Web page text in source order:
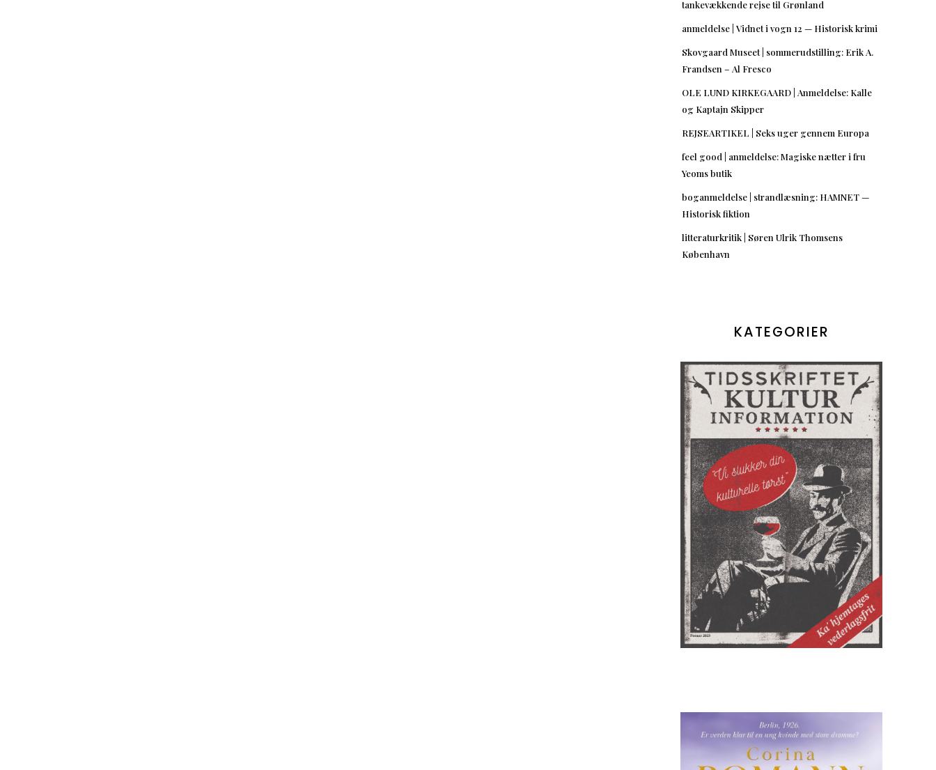
tankevækkende rejse til Grønland
anmeldelse | Vidnet i vogn 12 — Historisk krimi
Skovgaard Museet | sommerudstilling: Erik A.
Frandsen – Al Fresco
OLE LUND KIRKEGAARD | Anmeldelse: Kalle
og Kaptajn Skipper
REJSEARTIKEL | Seks uger gennem Europa
feel good | anmeldelse: Magiske nætter i fru
Yeoms butik
boganmeldelse | strandlæsning: HAMNET —
Historisk fiktion
litteraturkritik | Søren Ulrik Thomsens
København
KATEGORIER